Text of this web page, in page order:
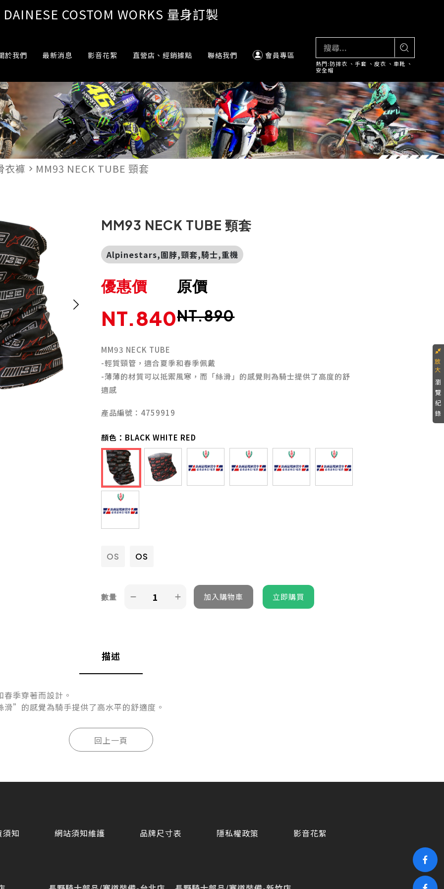
DAINESE COSTOM WORKS 量身訂製
於我們 最新消息 影音花絮 直營店、經銷據點 聯絡我們 會員專區
熱門:防摔衣 、手套 、 皮衣 、車靴 、
安全帽
衣褲 navigate_next MM93 NECK TUBE 頸套
MM93 NECK TUBE 頸套
Alpinestars,圍脖,頸套,騎士,重機
原價
NT.890
優惠價
NT.840
MM93 NECK TUBE
-輕質頸管，適合夏季和春季佩戴
-薄薄的材質可以抵禦風寒，而「絲滑」的感覺則為騎士提供了高度的舒
適感
產品編號：4759919
顏色： BLACK WHITE RED
OS OS
數量
描述
季穿著而設計。
”的感覺為騎手提供了高水平的舒適度。
瀏
覽
紀
錄
須知 網站須知維護 品牌尺寸表 隱私權政策 影音花絮